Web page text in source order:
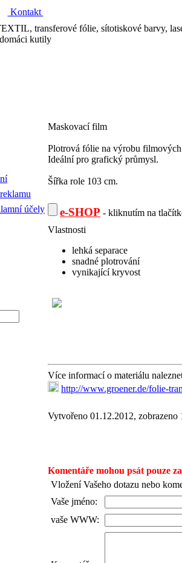
Kontakt
transferové fólie, sítotiskové barvy,
kutily
účely
Maskovací film
Plotrová fólie na výrobu
Ideální pro grafický průmysl.
Šířka role 103 cm.
e-SHOP - kliknutím na
Vlastnosti
lehká separace
snadné plotrování
vynikající kryvost
Více informací o materiálu
http://www.groener.de/folie-
Vytvořeno 01.12.2012, zobrazeno
Komentáře mohou psát pouze
Vložení Vašeho dotazu nebo
Vaše jméno:
vaše WWW: